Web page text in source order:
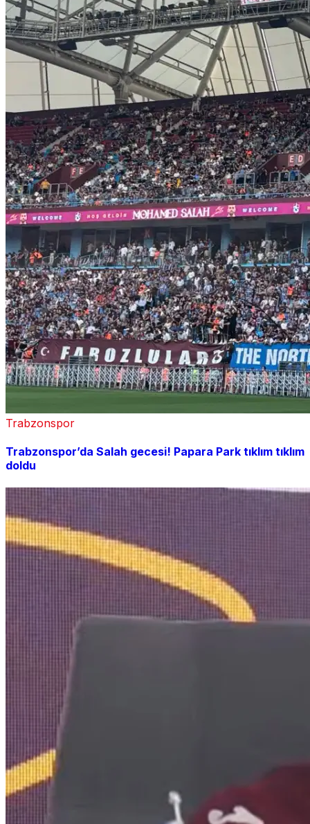
Trabzonspor
Trabzonspor’da Salah gecesi! Papara Park tıklım tıklım
doldu